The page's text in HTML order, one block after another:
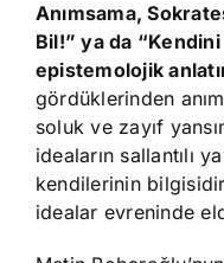
Anımsama,
Bil!” ya da
epistemolojik
gördüklerinden
soluk ve zayıf
ideaların sallantılı
kendilerinin
idealar evreninde